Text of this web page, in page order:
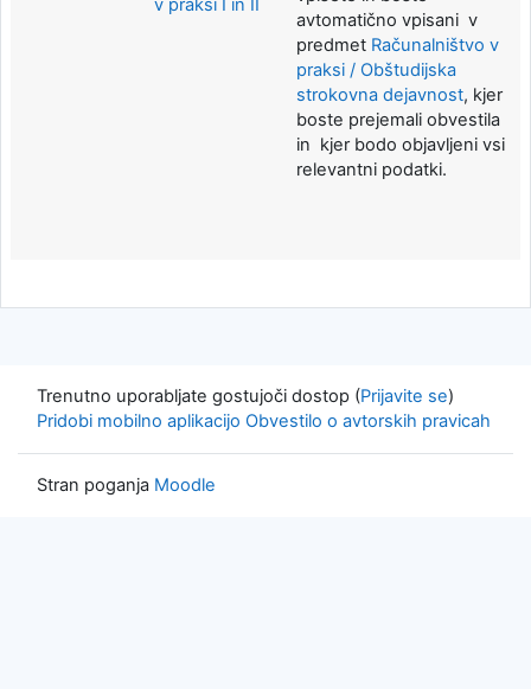
v praksi I in II
avtomatično vpisani v
predmet Računalništvo v
praksi / Obštudijska
strokovna dejavnost, kjer
boste prejemali obvestila
in kjer bodo objavljeni vsi
relevantni podatki.
Trenutno uporabljate gostujoči dostop (Prijavite se)
Pridobi mobilno aplikacijo Obvestilo o avtorskih pravicah
Stran poganja Moodle